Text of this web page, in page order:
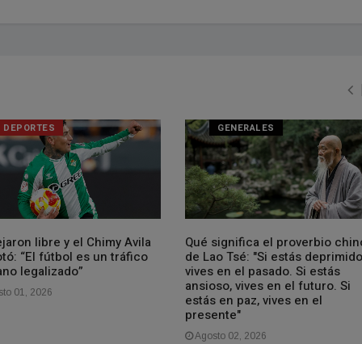
DEPORTES
libre y el Chimy Avila
“El fútbol es un tráfico
legalizado”
01, 2026
GENERALES
Qué significa el proverbio
de Lao Tsé: "Si estás
vives en el pasado. Si estás
ansioso, vives en el futuro. Si
estás en paz, vives en el
presente"
Agosto 02, 2026